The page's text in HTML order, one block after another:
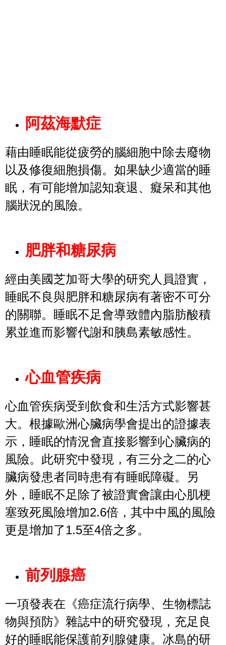
阿茲海默症
藉由睡眠能從疲勞的腦細胞中除去廢物
以及修復細胞損傷。如果缺少適當的睡
眠，有可能增加認知衰退、癡呆和其他
腦狀況的風險。
肥胖和糖尿病
經由美國芝加哥大學的研究人員證實，
睡眠不良與肥胖和糖尿病有著密不可分
的關聯。睡眠不足會導致體內脂肪酸積
累並進而影響代謝和胰島素敏感性。
心血管疾病
心血管疾病受到飲食和生活方式影響甚
大。根據歐洲心臟病學會提出的證據表
示，睡眠的情況會直接影響到心臟病的
風險。此研究中發現，有三分之二的心
臟病發患者同時患有有睡眠障礙。另
外，睡眠不足除了被證實會讓由心肌梗
塞致死風險增加2.6倍，其中中風的風險
更是增加了1.5至4倍之多。
前列腺癌
一項發表在《癌症流行病學、生物標誌
物與預防》雜誌中的研究發現，充足良
好的睡眠能保護前列腺健康。冰島的研